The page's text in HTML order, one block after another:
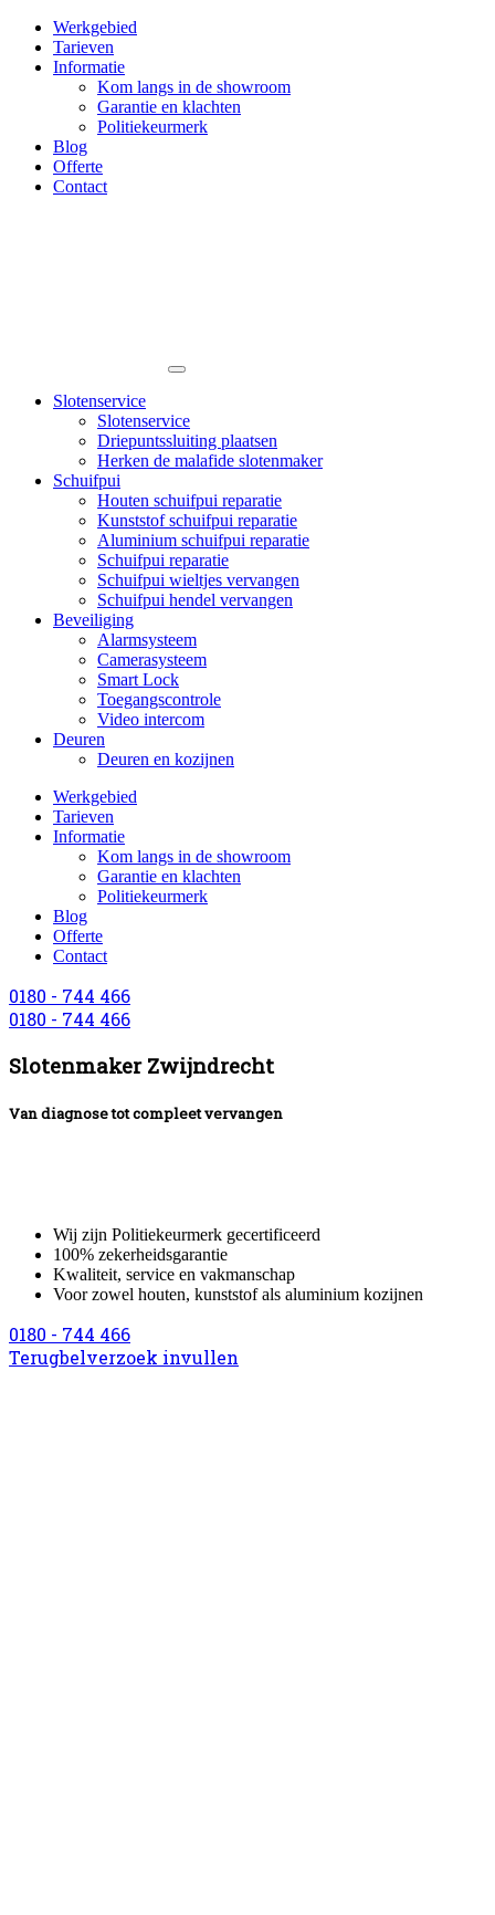
Werkgebied
Tarieven
Informatie
Kom langs in de showroom
Garantie en klachten
Politiekeurmerk
Blog
Offerte
Contact
Slotenservice
Slotenservice
Driepuntssluiting plaatsen
Herken de malafide slotenmaker
Schuifpui
Houten schuifpui reparatie
Kunststof schuifpui reparatie
Aluminium schuifpui reparatie
Schuifpui reparatie
Schuifpui wieltjes vervangen
Schuifpui hendel vervangen
Beveiliging
Alarmsysteem
Camerasysteem
Smart Lock
Toegangscontrole
Video intercom
Deuren
Deuren en kozijnen
Werkgebied
Tarieven
Informatie
Kom langs in de showroom
Garantie en klachten
Politiekeurmerk
Blog
Offerte
Contact
0180 - 744 466
0180 - 744 466
Slotenmaker Zwijndrecht
Van diagnose tot compleet vervangen
Wij zijn Politiekeurmerk gecertificeerd
100% zekerheidsgarantie
Kwaliteit, service en vakmanschap
Voor zowel houten, kunststof als aluminium kozijnen
0180 - 744 466
Terugbelverzoek invullen